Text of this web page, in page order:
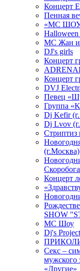
Концерт
Пенная
«МС ШОУ»
МС Жан и
DJ's girls
Концерт
Концерт
DVJ
Певец
Группа
Dj Kefir
Dj Lvov
Стриптиз
Концерт
SHOW
MC Шоу
Dj's
Секс –
мужского
«Другие»